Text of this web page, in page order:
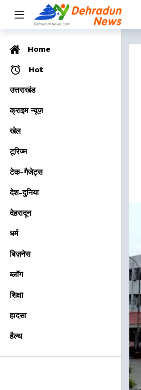
Home
Hot
उत्तराखंड
क्राइम न्यूज़
खेल
टूरिज्म
टेक-गैजेट्स
देश-दुनिया
देहरादून
धर्म
बिज़नेस
ब्लॉग
शिक्षा
हादसा
हैल्थ